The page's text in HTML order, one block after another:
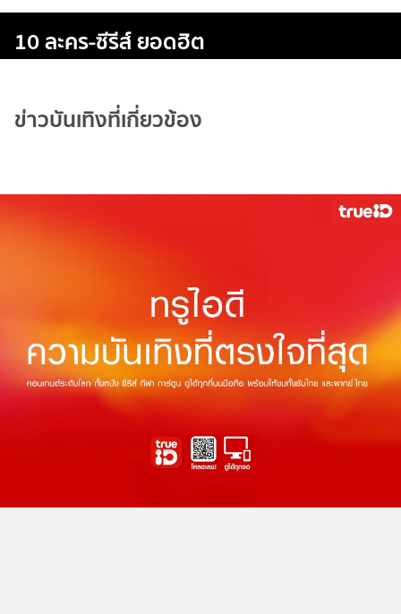
10 ละคร-ซีรีส์ ยอดฮิต
ข่าวบันเทิงที่เกี่ยวข้อง